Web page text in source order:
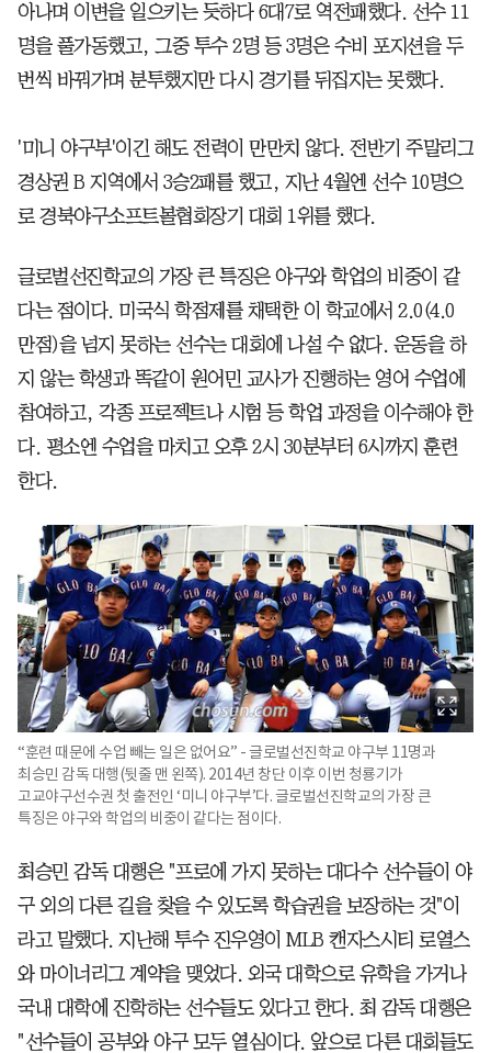
아나며 이변을 일으키는 듯하다 6대7로 역전패했다. 선수 11
명을 풀가동했고, 그중 투수 2명 등 3명은 수비 포지션을 두
번씩 바꿔가며 분투했지만 다시 경기를 뒤집지는 못했다.
'미니 야구부'이긴 해도 전력이 만만치 않다. 전반기 주말리그
경상권 B 지역에서 3승2패를 했고, 지난 4월엔 선수 10명으
로 경북야구소프트볼협회장기 대회 1위를 했다.
글로벌선진학교의 가장 큰 특징은 야구와 학업의 비중이 같
다는 점이다. 미국식 학점제를 채택한 이 학교에서 2.0(4.0
만점)을 넘지 못하는 선수는 대회에 나설 수 없다. 운동을 하
지 않는 학생과 똑같이 원어민 교사가 진행하는 영어 수업에
참여하고, 각종 프로젝트나 시험 등 학업 과정을 이수해야 한
다. 평소엔 수업을 마치고 오후 2시 30분부터 6시까지 훈련
한다.
“훈련 때문에 수업 빼는 일은 없어요” - 글로벌선진학교 야구부 11명과
최승민 감독 대행(뒷줄 맨 왼쪽). 2014년 창단 이후 이번 청룡기가
고교야구선수권 첫 출전인 ‘미니 야구부’다. 글로벌선진학교의 가장 큰
특징은 야구와 학업의 비중이 같다는 점이다.
최승민 감독 대행은 "프로에 가지 못하는 대다수 선수들이 야
구 외의 다른 길을 찾을 수 있도록 학습권을 보장하는 것"이
라고 말했다. 지난해 투수 진우영이 MLB 캔자스시티 로열스
와 마이너리그 계약을 맺었다. 외국 대학으로 유학을 가거나
국내 대학에 진학하는 선수들도 있다고 한다. 최 감독 대행은
"선수들이 공부와 야구 모두 열심이다. 앞으로 다른 대회들도